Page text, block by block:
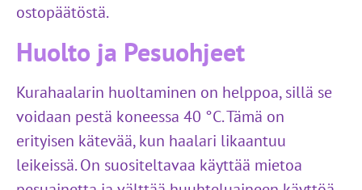
ostopäätöstä.
Huolto ja Pesuohjeet
Kurahaalarin huoltaminen on helppoa, sillä se
voidaan pestä koneessa 40 °C. Tämä on
erityisen kätevää, kun haalari likaantuu
leikeissä. On suositeltavaa käyttää mietoa